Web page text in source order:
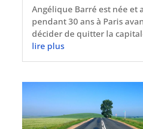
Angélique Barré est née et
pendant 30 ans à Paris
décider de quitter la
lire plus